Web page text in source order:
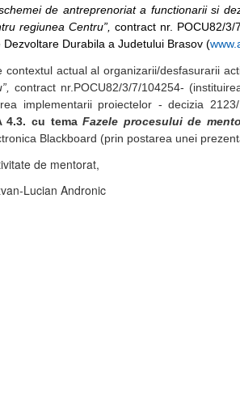
de antreprenoriat a functionarii si
regiunea Centru”, contract nr. POCU82/3/
Dezvoltare Durabila a Judetului Brasov (
contextul actual al organizarii/desfasurarii
contract nr.POCU82/3/7/104254-
implementarii proiectelor - decizia
4.3. cu temaFazele procesului de
Blackboard (prin postarea unei
de mentorat,
Lucian Andronic